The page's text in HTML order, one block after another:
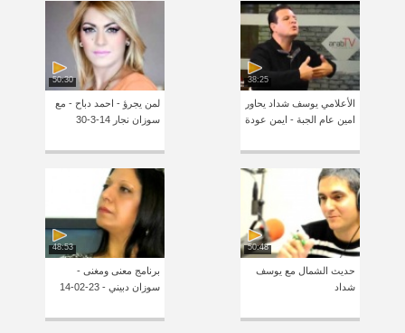
38:25
الأعلامي يوسف شداد يحاور
امين عام الجبة - ايمن عودة
50:30
لمن يجرؤ - احمد دباح - مع
سوزان نجار 14-3-30
50:48
حديث الشمال مع يوسف
شداد
48:53
برنامج معنى ومغنى -
سوزان دبيني - 23-02-14